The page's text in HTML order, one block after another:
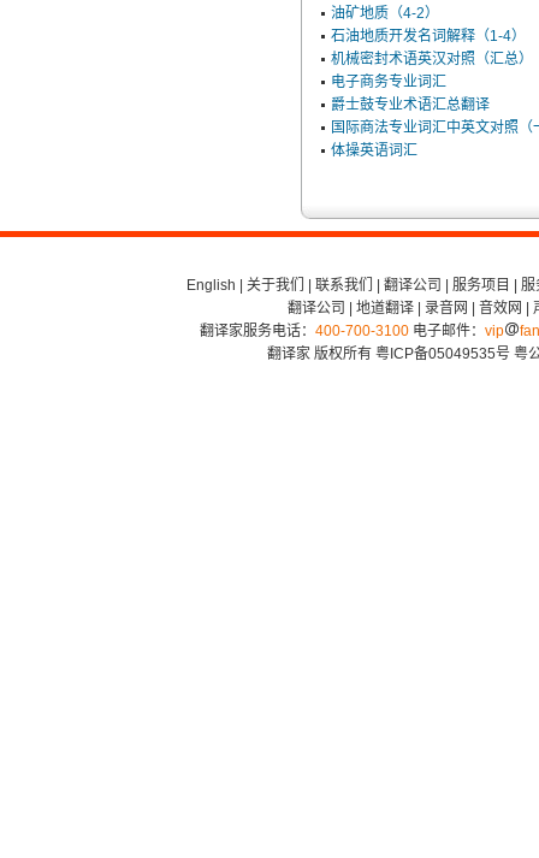
油矿地质（4-2）
石油地质开发名词解释（1-4）
机械密封术语英汉对照（汇总）
电子商务专业词汇
爵士鼓专业术语汇总翻译
国际商法专业词汇中英文对照（
体操英语词汇
English 关于我们 联系我们 翻译公司 服务项目
服
翻译公司
地道翻译| 录音网 音效网
翻译家服务电话： 400-700-3100电子邮件： vip
翻译家 版权所有 粤ICP备05049535号 粤